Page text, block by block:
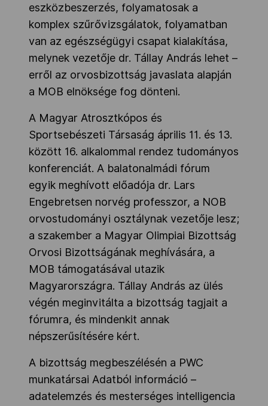
eszközbeszerzés, folyamatosak a
komplex szűrővizsgálatok, folyamatban
van az egészségügyi csapat kialakítása,
melynek vezetője dr. Tállay András lehet –
erről az orvosbizottság javaslata alapján
a MOB elnöksége fog dönteni.
A Magyar Atrosztkópos és
Sportsebészeti Társaság április 11. és 13.
között 16. alkalommal rendez tudományos
konferenciát. A balatonalmádi fórum
egyik meghívott előadója dr. Lars
Engebretsen norvég professzor, a NOB
orvostudományi osztálynak vezetője lesz;
a szakember a Magyar Olimpiai Bizottság
Orvosi Bizottságának meghívására, a
MOB támogatásával utazik
Magyarországra. Tállay András az ülés
végén meginvitálta a bizottság tagjait a
fórumra, és mindenkit annak
népszerűsítésére kért.
A bizottság megbeszélésén a PWC
munkatársai Adatból információ –
adatelemzés és mesterséges intelligencia